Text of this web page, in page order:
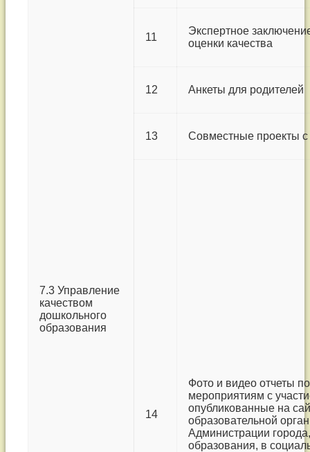
7.3 Управление
качеством
дошкольного
образования
11
Экспертное
оценки качества
12 Анкеты для родителей
13 Совместные проекты
14
Фото и видео отчеты по
мероприятиям с
опубликованные на
образовательной
Администрации
образования, в